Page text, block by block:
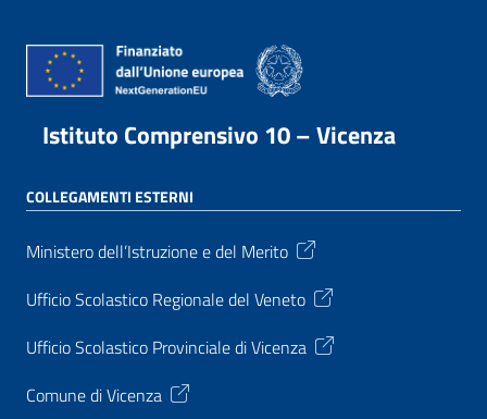
Istituto Comprensivo 10 – Vicenza
COLLEGAMENTI ESTERNI
Ministero dell’Istruzione e del Merito
Ufficio Scolastico Regionale del Veneto
Ufficio Scolastico Provinciale di Vicenza
Comune di Vicenza